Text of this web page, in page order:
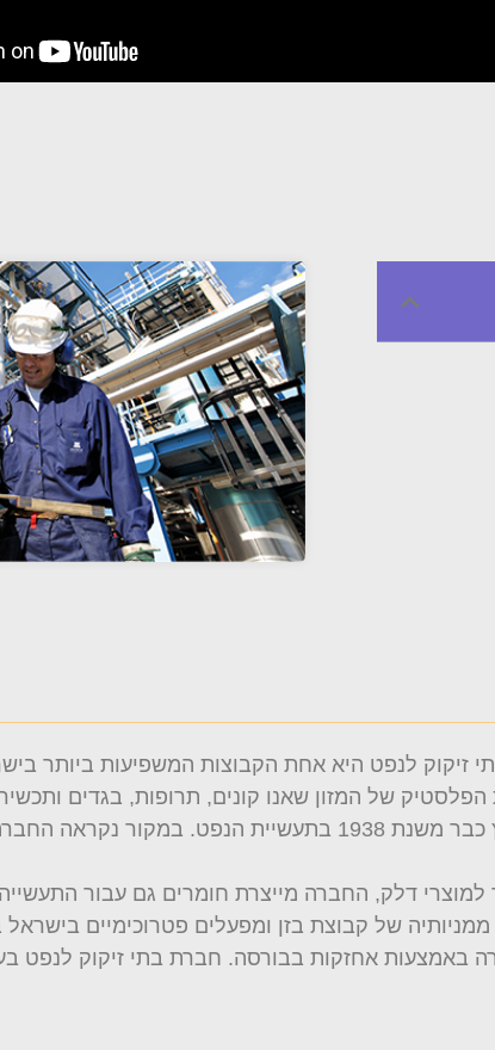
זיקוק לנפט היא אחת הקבוצות המשפיעות ביותר
של המזון שאנו קונים, תרופות, בגדים